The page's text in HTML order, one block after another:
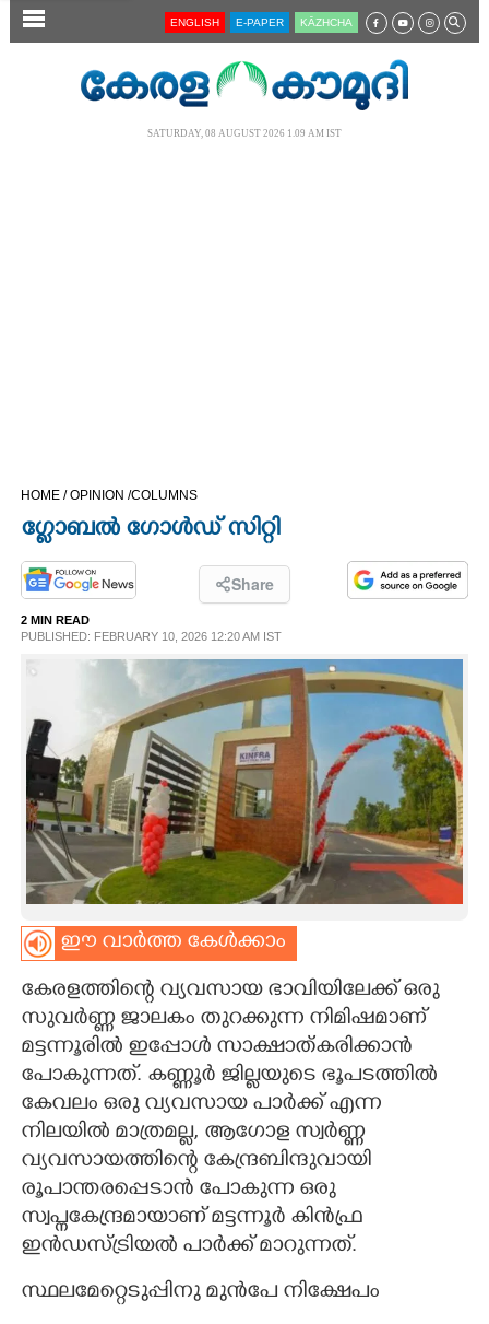
SECTIONS
OPINION
PHOTOS
SPIRITUAL
INFO+
ART
ASTRO
CARTOONS
LITERATURE
ENGLISH E-PAPER KĀZHCHA
SATURDAY, 08 AUGUST 2026 1.09 AM IST
HOME /OPINION /COLUMNS
ഗ്ലോബൽ ഗോൾഡ് സിറ്റി
Share
2 MIN READ
PUBLISHED: FEBRUARY 10, 2026 12:20 AM IST
ഈ വാർത്ത കേൾക്കാം
കേരളത്തിന്റെ വ്യവസായ ഭാവിയിലേക്ക് ഒരു
സുവർണ്ണ ജാലകം തുറക്കുന്ന നിമിഷമാണ്
മട്ടന്നൂരിൽ ഇപ്പോൾ സാക്ഷാത്കരിക്കാൻ
പോകുന്നത്. കണ്ണൂർ ജില്ലയുടെ ഭൂപടത്തിൽ
കേവലം ഒരു വ്യവസായ പാർക്ക് എന്ന
നിലയിൽ മാത്രമല്ല, ആഗോള സ്വർണ്ണ
വ്യവസായത്തിന്റെ കേന്ദ്രബിന്ദുവായി
രൂപാന്തരപ്പെടാൻ പോകുന്ന ഒരു
സ്വപ്നകേന്ദ്രമായാണ് മട്ടന്നൂർ കിൻഫ്ര
ഇൻഡസ്ട്രിയൽ പാർക്ക് മാറുന്നത്.
സ്ഥലമേറ്റെടുപ്പിനു മുൻപേ നിക്ഷേപം